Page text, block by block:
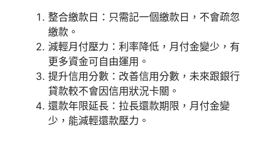
整合繳款日：只需記一個繳款日，不會疏忽
繳款。
減輕月付壓力：利率降低，月付金變少，有
更多資金可自由運用。
提升信用分數：改善信用分數，未來跟銀行
貸款較不會因信用狀況卡關。
還款年限延長：拉長還款期限，月付金變
少，能減輕還款壓力。